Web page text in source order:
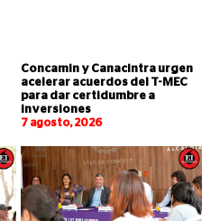
Concamin y Canacintra urgen
acelerar acuerdos del T-MEC
para dar certidumbre a
inversiones
7 agosto, 2026